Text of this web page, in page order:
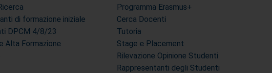
di formazione iniziale
DPCM 4/8/23
Alta Formazione
Programma Erasmus+
Cerca Docenti
Tutoria
Stage e Placement
Rilevazione Opinione Studenti
Rappresentanti degli Studenti